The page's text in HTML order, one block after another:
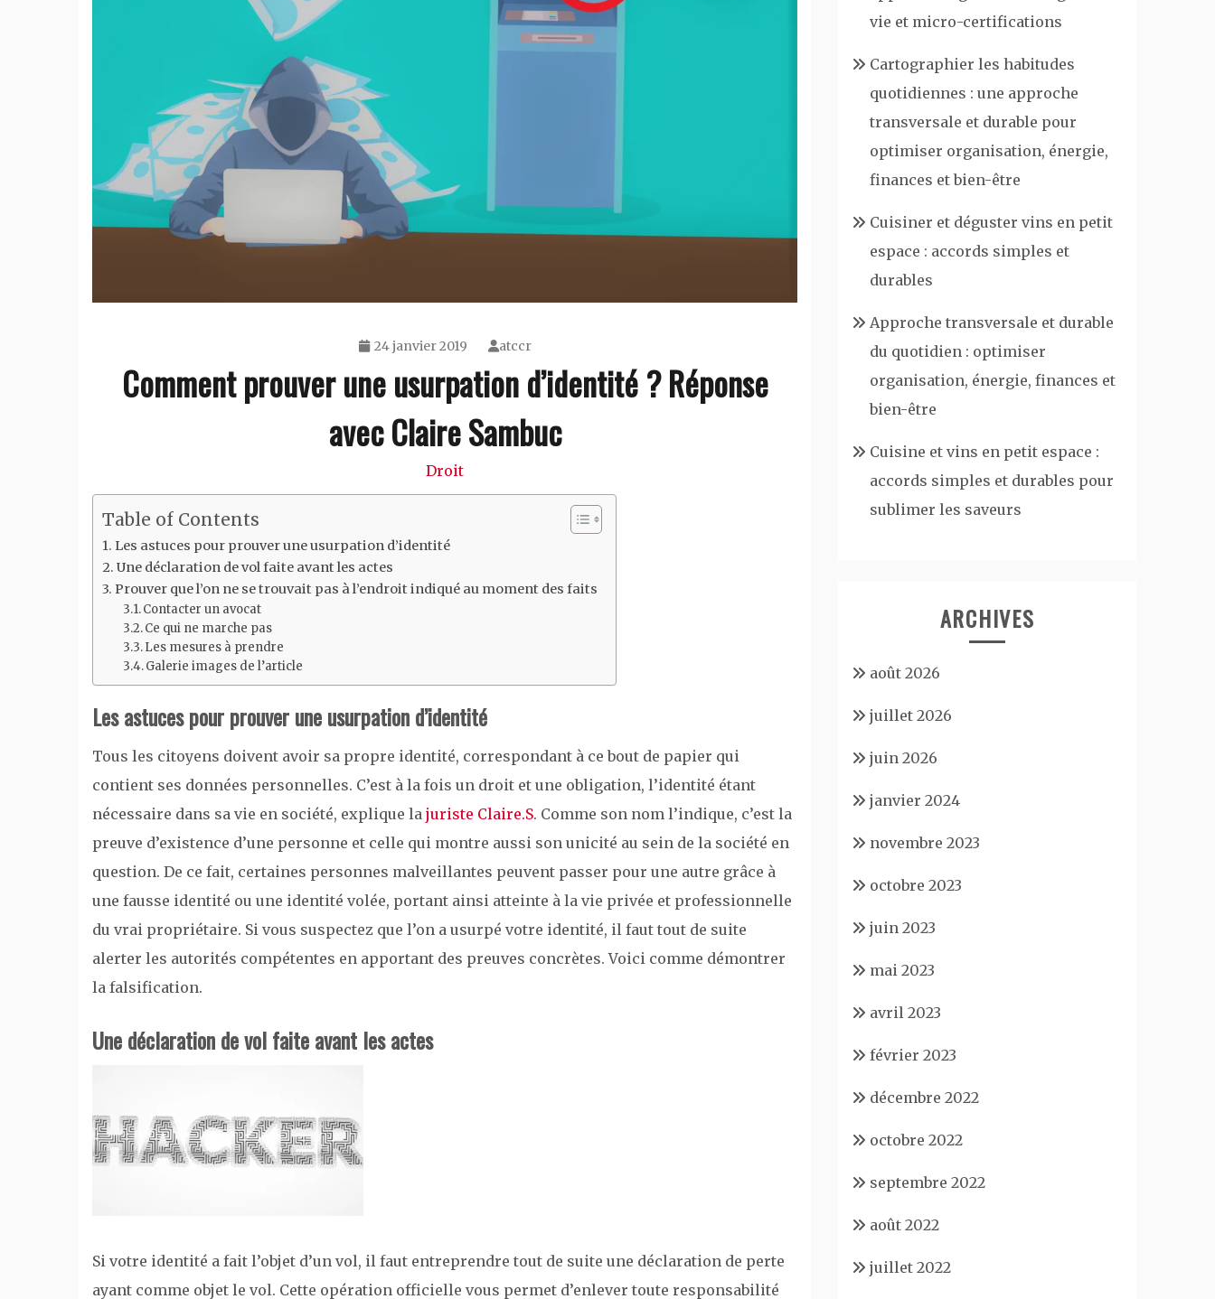
24 janvier 2019 atccr
Comment prouver une usurpation d’identité ? Réponse
avec Claire Sambuc
Droit
Table of Contents
Les astuces pour prouver une usurpation d’identité
Une déclaration de vol faite avant les actes
Prouver que l’on ne se trouvait pas à l’endroit indiqué au moment des faits
Contacter un avocat
Ce qui ne marche pas
Les mesures à prendre
Galerie images de l’article
Les astuces pour prouver une usurpation d’identité
Tous les citoyens doivent avoir sa propre identité, correspondant à ce bout de papier qui
contient ses données personnelles. C’est à la fois un droit et une obligation, l’identité étant
nécessaire dans sa vie en société, explique la juriste Claire.S. Comme son nom l’indique, c’est la
preuve d’existence d’une personne et celle qui montre aussi son unicité au sein de la société en
question. De ce fait, certaines personnes malveillantes peuvent passer pour une autre grâce à
une fausse identité ou une identité volée, portant ainsi atteinte à la vie privée et professionnelle
du vrai propriétaire. Si vous suspectez que l’on a usurpé votre identité, il faut tout de suite
alerter les autorités compétentes en apportant des preuves concrètes. Voici comme démontrer
la falsification.
Une déclaration de vol faite avant les actes
Si votre identité a fait l’objet d’un vol, il faut entreprendre tout de suite une déclaration de perte
ayant comme objet le vol. Cette opération officielle vous permet d’enlever toute responsabilité
vie et micro-certifications
Cartographier les habitudes
quotidiennes : une approche
transversale et durable pour
optimiser organisation, énergie,
finances et bien-être
Cuisiner et déguster vins en petit
espace : accords simples et
durables
Approche transversale et durable
du quotidien : optimiser
organisation, énergie, finances et
bien-être
Cuisine et vins en petit espace :
accords simples et durables pour
sublimer les saveurs
ARCHIVES
août 2026
juillet 2026
juin 2026
janvier 2024
novembre 2023
octobre 2023
juin 2023
mai 2023
avril 2023
février 2023
décembre 2022
octobre 2022
septembre 2022
août 2022
juillet 2022